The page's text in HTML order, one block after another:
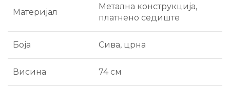
Материјал
Метална конструкција,
платнено седиште
Боја Сива, црна
Висина 74 см